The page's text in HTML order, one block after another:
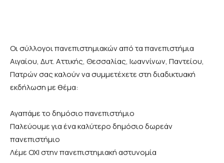
Οι σύλλογοι πανεπιστημιακών από τα πανεπιστήμια
Αιγαίου, Δυτ. Αττικής, Θεσσαλίας, Ιωαννίνων, Παντείου,
Πατρών σας καλούν να συμμετέχετε στη διαδικτυακή
εκδήλωση με θέμα:
Αγαπάμε το δημόσιο πανεπιστήμιο
Παλεύουμε για ένα καλύτερο δημόσιο δωρεάν
πανεπιστήμιο
Λέμε ΟΧΙ στην πανεπιστημιακή αστυνομία